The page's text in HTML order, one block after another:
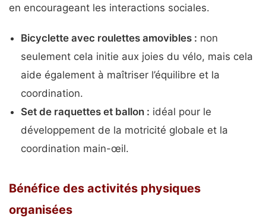
en encourageant les interactions sociales.
Bicyclette avec roulettes amovibles : non
seulement cela initie aux joies du vélo, mais cela
aide également à maîtriser l’équilibre et la
coordination.
Set de raquettes et ballon : idéal pour le
développement de la motricité globale et la
coordination main-œil.
Bénéfice des activités physiques
organisées